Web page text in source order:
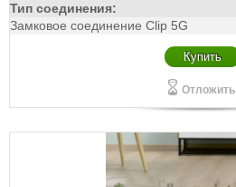
Тип соединения:
Замковое соединение Clip 5G
Купить
Отложить